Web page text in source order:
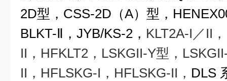
2D型，CSS-2D（A）型，
BLKT-Ⅱ，JYB/KS-2， KLT2A-I ／II
II，HFKLT2，LSKGII-Y型，
II，HFLSKG-I，HFLSKG-II， DLS